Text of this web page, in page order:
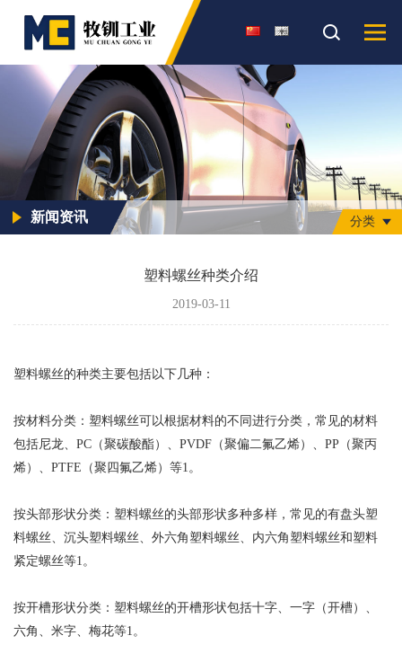
新闻资讯 分类
塑料螺丝种类介绍
2019-03-11
‌塑料螺丝的种类主要包括以下几种‌：
‌按材料分类‌：塑料螺丝可以根据材料的不同进行分类，常见的材料
包括尼龙、PC（聚碳酸酯）、PVDF（聚偏二氟乙烯）、PP（聚丙
烯）、PTFE（聚四氟乙烯）等‌1。
‌按头部形状分类‌：塑料螺丝的头部形状多种多样，常见的有盘头塑
料螺丝、沉头塑料螺丝、外六角塑料螺丝、内六角塑料螺丝和塑料
紧定螺丝等‌1。
‌按开槽形状分类‌：塑料螺丝的开槽形状包括十字、一字（开槽）、
六角、米字、梅花等‌1。